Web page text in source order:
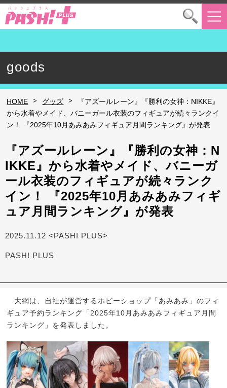
goods
HOME > グッズ >
『アズールレーン』『勝利の女神：NIKKE』
から水着やメイド、バニーガール衣装のフィギュアが続々ランクイ
ン！ 『2025年10月あみあみフィギュア月間ランキング』が発表
『アズールレーン』『勝利の女神：N
IKKE』から水着やメイド、バニーガ
ール衣装のフィギュアが続々ランク
イン！ 『2025年10月あみあみフィギ
ュア月間ランキング』が発表
2025.11.12 <PASH! PLUS>
PASH! PLUS
大網は、自社が運営するホビーショップ「あみあみ」のフィ
ギュア予約ランキング「2025年10月あみあみフィギュア月間
ランキング」を発表しました。